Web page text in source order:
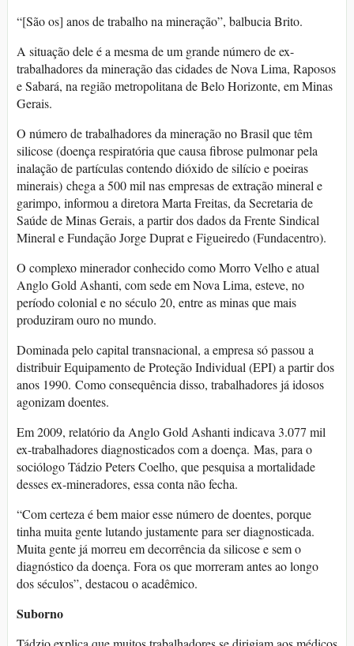
“[São os] anos de trabalho na mineração”, balbucia Brito.
A situação dele é a mesma de um grande número de ex-
trabalhadores da mineração das cidades de Nova Lima, Raposos
e Sabará, na região metropolitana de Belo Horizonte, em Minas
Gerais.
O número de trabalhadores da mineração no Brasil que têm
silicose (doença respiratória que causa fibrose pulmonar pela
inalação de partículas contendo dióxido de silício e poeiras
minerais) chega a 500 mil nas empresas de extração mineral e
garimpo, informou a diretora Marta Freitas, da Secretaria de
Saúde de Minas Gerais, a partir dos dados da Frente Sindical
Mineral e Fundação Jorge Duprat e Figueiredo (Fundacentro).
O complexo minerador conhecido como Morro Velho e atual
Anglo Gold Ashanti, com sede em Nova Lima, esteve, no
período colonial e no século 20, entre as minas que mais
produziram ouro no mundo.
Dominada pelo capital transnacional, a empresa só passou a
distribuir Equipamento de Proteção Individual (EPI) a partir dos
anos 1990. Como consequência disso, trabalhadores já idosos
agonizam doentes.
Em 2009, relatório da Anglo Gold Ashanti indicava 3.077 mil
ex-trabalhadores diagnosticados com a doença. Mas, para o
sociólogo Tádzio Peters Coelho, que pesquisa a mortalidade
desses ex-mineradores, essa conta não fecha.
“Com certeza é bem maior esse número de doentes, porque
tinha muita gente lutando justamente para ser diagnosticada.
Muita gente já morreu em decorrência da silicose e sem o
diagnóstico da doença. Fora os que morreram antes ao longo
dos séculos”, destacou o acadêmico.
Suborno